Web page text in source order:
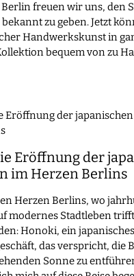
Berlin freuen wir uns, den
zu geben. Jetzt
Handwerkskunst in
bequem von zu
Eröffnung der
im Herzen Berlins
Herzen Berlins, wo
modernes Stadtleben
Honoki, ein japanisches
das verspricht, die
Sonne zu